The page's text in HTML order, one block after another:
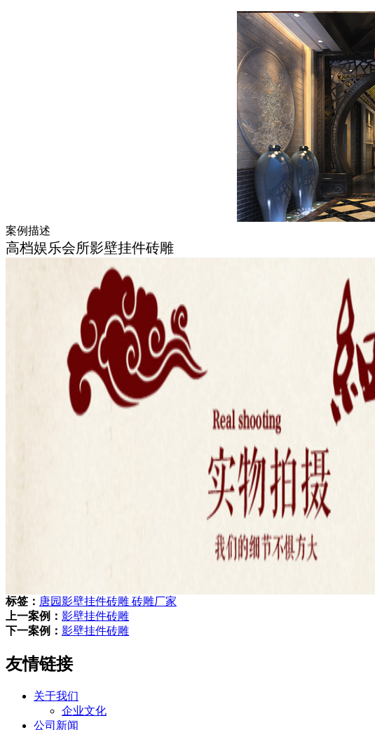
案例描述
高档娱乐会所影壁挂件砖雕
标签： 唐园影壁挂件砖雕 砖雕厂家
上一案例： 影壁挂件砖雕
下一案例： 影壁挂件砖雕
友情链接
关于我们
企业文化
公司新闻